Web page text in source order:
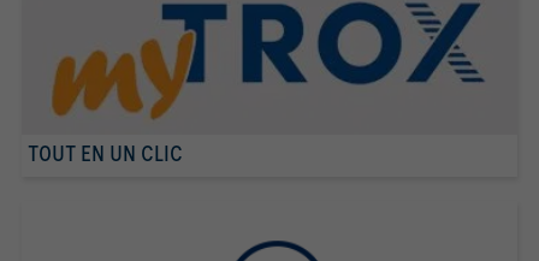
TOUT EN UN CLIC